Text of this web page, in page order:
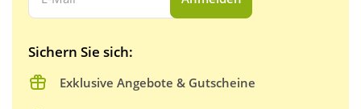
Sichern Sie sich:
Exklusive Angebote & Gutscheine